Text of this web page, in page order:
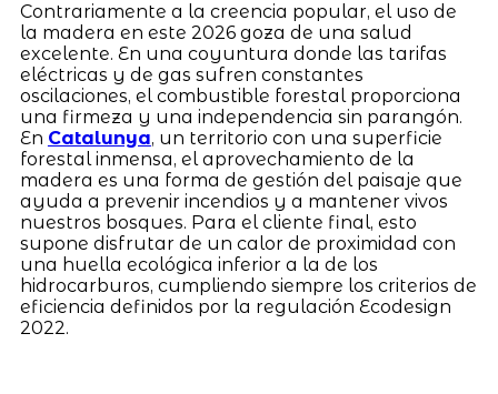
Contrariamente a la creencia popular, el uso de
la madera en este 2026 goza de una salud
excelente. En una coyuntura donde las tarifas
eléctricas y de gas sufren constantes
oscilaciones, el combustible forestal proporciona
una firmeza y una independencia sin parangón.
En Catalunya, un territorio con una superficie
forestal inmensa, el aprovechamiento de la
madera es una forma de gestión del paisaje que
ayuda a prevenir incendios y a mantener vivos
nuestros bosques. Para el cliente final, esto
supone disfrutar de un calor de proximidad con
una huella ecológica inferior a la de los
hidrocarburos, cumpliendo siempre los criterios de
eficiencia definidos por la regulación Ecodesign
2022.